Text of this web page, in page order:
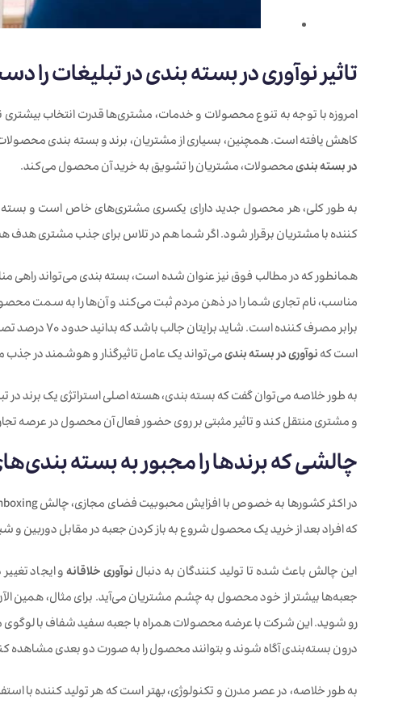
تاثیرنوآوری در بسته بندیدر تبلیغات را
امروزه با توجه به تنوع محصولات و خدمات، مشتری‌ها قدرت انتخاب
کاهش یافته است. همچنین، بسیاری از مشتریان، برند و بسته بندی محصولات
در بسته بندیمحصولات، مشتریان را تشویق به خرید آن محصول می‌کند.
به طور کلی، هر محصول جدید دارای یکسری مشتری‌های خاص است و
کننده با مشتریان برقرار شود. اگر شما هم در تلاس برای جذب مشتری
همانطور که در مطالب فوق نیز عنوان شده است، بسته بندی می‌تواند راهی
مناسب، نام تجاری شما را در ذهن مردم ثبت می‌کند و آن‌ها را به سمت
برابر مصرف
است کهنوآوری در بسته بندیمی‌تواند یک عامل تاثیرگذار و هوشمند در
به طور خلاصه می‌توان گفت که بسته بندی، هسته اصلی استراتژی یک برند در
و مشتری منتقل کند و تاثیر مثبتی بر روی حضور فعال آن محصول در عرصه
چالشی که برندها را مجبور به بسته
که افراد بعد از خرید یک محصول شروع به باز کردن جعبه در مقابل دوربین و
این چالش باعث شده تا تولید کنندگان به دنبال نوآوری خلاقانهو ایجاد
جعبه‌ها بیشتر از خود محصول به چشم مشتریان می‌آید. برای مثال، همین الآن
رو شوید. این شرکت با عرضه محصولات همراه با جعبه سفید شفاف با
درون بسته‌بندی آگاه شوند و بتوانند محصول را به صورت دو بعدی مشاهده
به طور خلاصه، در عصر مدرن و تکنولوژی، بهتر است که هر تولید کننده با